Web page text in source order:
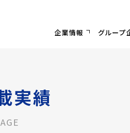
企業情報 グループ
実績